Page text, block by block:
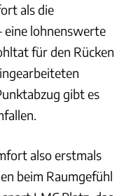
als die
eine lohnenswerte
für den Rücken
gibt es
also erstmals
beim Raumgefühl